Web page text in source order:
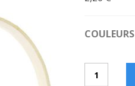
COULEURS